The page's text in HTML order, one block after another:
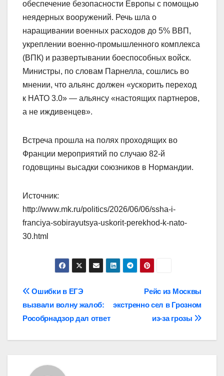
обеспечение безопасности Европы с помощью
неядерных вооружений. Речь шла о
наращивании военных расходов до 5% ВВП,
укреплении военно-промышленного комплекса
(ВПК) и развертывании боеспособных войск.
Министры, по словам Парнелла, сошлись во
мнении, что альянс должен «ускорить переход
к НАТО 3.0» — альянсу «настоящих партнеров,
а не иждивенцев».
Встреча прошла на полях проходящих во
Франции мероприятий по случаю 82-й
годовщины высадки союзников в Нормандии.
Источник:
http://www.mk.ru/politics/2026/06/06/ssha-i-
franciya-sobirayutsya-uskorit-perekhod-k-nato-
30.html
Навигация
по
записям
Рейс из Москвы
экстренно сел в Грозном
из-за грозы
Ошибки в ЕГЭ
вызвали волну жалоб:
Рособрнадзор дал ответ